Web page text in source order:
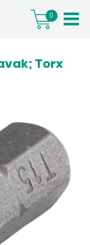
0
Torx